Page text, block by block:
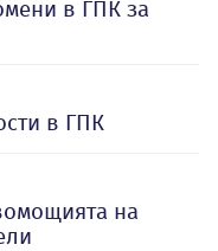
в ГПК за
в ГПК
на